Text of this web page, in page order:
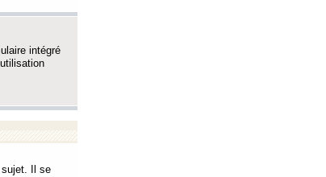
intégré
sujet. Il se